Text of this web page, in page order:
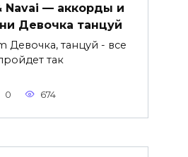
Navai — аккорды и
Девочка танцуй
Девочка, танцуй - все
так
0 674